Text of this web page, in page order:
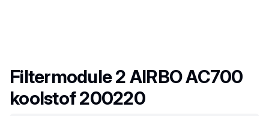
Productnaam
Filtermodule 2 AIRBO AC700
koolstof 200220